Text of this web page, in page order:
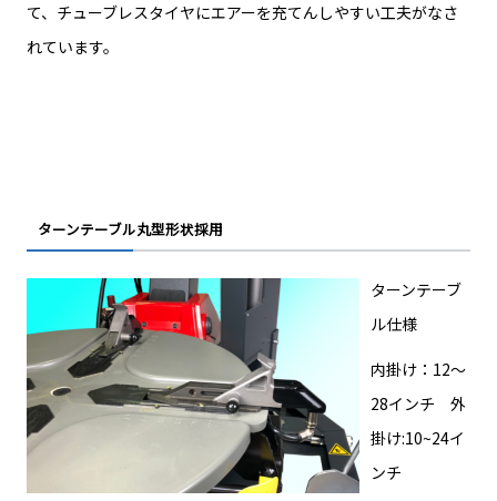
て、チューブレスタイヤにエアーを充てんしやすい工夫がなさ
れています。
ターンテーブル丸型形状採用
ターンテーブ
ル仕様
内掛け：12〜
28インチ 外
掛け:10~24イ
ンチ